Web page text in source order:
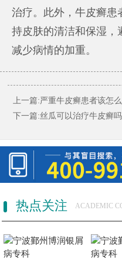
治疗。此外，牛皮癣患
持皮肤的清洁和保湿，
减少病情的加重。
上一篇:严重牛皮癣患者该怎
下一篇:丝瓜可以治疗牛皮癣吗
热点关注 ACADEMIC